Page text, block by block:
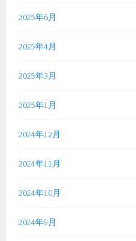
2025年6月
2025年4月
2025年3月
2025年1月
2024年12月
2024年11月
2024年10月
2024年9月